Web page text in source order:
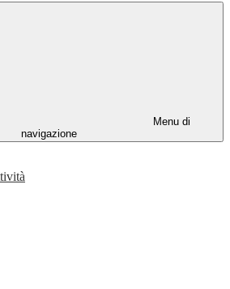
Menu di
navigazione